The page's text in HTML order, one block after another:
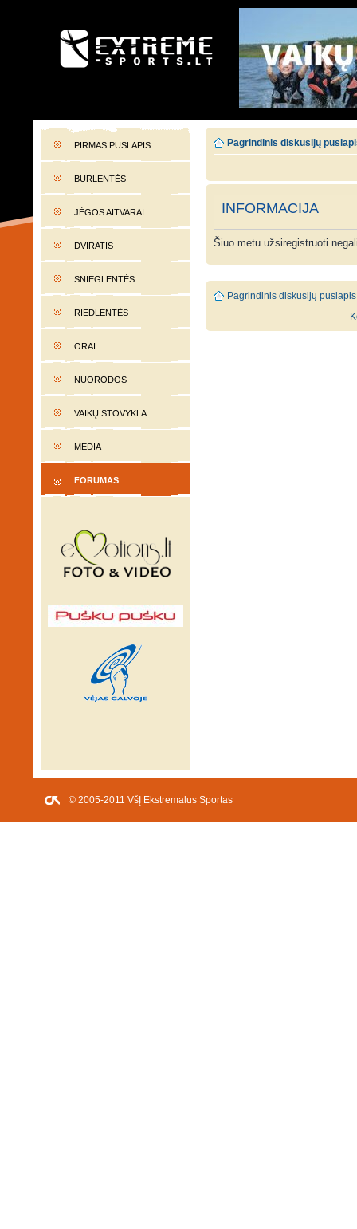
EXTREME-SPORTS.LT
PIRMAS PUSLAPIS
BURLENTĖS
JĖGOS AITVARAI
DVIRATIS
SNIEGLENTĖS
RIEDLENTĖS
ORAI
NUORODOS
VAIKŲ STOVYKLA
MEDIA
FORUMAS
Pagrindinis diskusijų
INFORMACIJA
Šiuo metu užsiregistruoti
Pagrindinis diskusijų puslapis
© 2005-2011 VšĮ Ekstremalus Sportas